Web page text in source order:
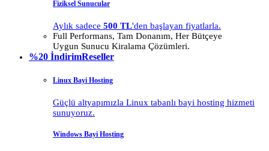
Fiziksel Sunucular
Aylık sadece 500 TL'den başlayan fiyatlarla.
Full Performans, Tam Donanım, Her Bütçeye
Uygun Sunucu Kiralama Çözümleri.
%20 İndirimReseller
Linux Bayi Hosting
Güçlü altyapımızla Linux tabanlı bayi hosting hizmeti
sunuyoruz.
Windows Bayi Hosting